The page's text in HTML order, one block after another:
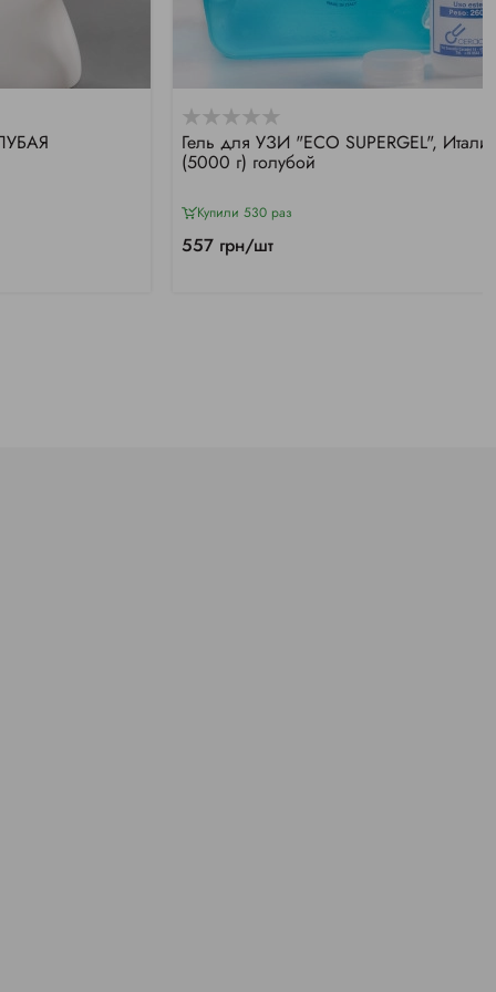
Гель для УЗИ "ECO SUPERGEL",
(5000 г) голубой
Купили 530 раз
557 грн/шт